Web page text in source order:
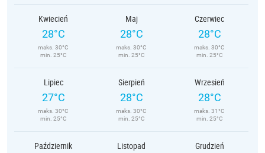
Kwiecień
28°C
maks. 30°C
min. 25°C
Maj
28°C
maks. 30°C
min. 25°C
Czerwiec
28°C
maks. 30°C
min. 25°C
Lipiec
27°C
maks. 30°C
min. 25°C
Sierpień
28°C
maks. 30°C
min. 25°C
Wrzesień
28°C
maks. 31°C
min. 25°C
Październik Listopad Grudzień